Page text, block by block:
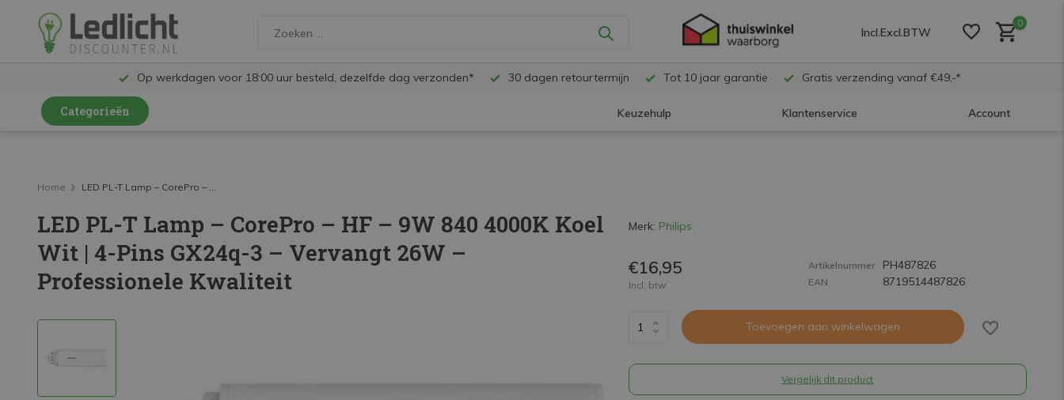
Incl.Excl.BTW
0
Op werkdagen voor 18:00 uur besteld, dezelfde dag verzonden* 30 dagen retourtermijn Tot 10 jaar garantie Gratis verzending vanaf €49,-*
Categorieën Keuzehulp Klantenservice Account
LED Railspots
LED Panelen
LED TL
LED Plafondlampen en Wandlampen
Home LED PL-T Lamp – CorePro – ...
LED PL-T Lamp – CorePro – HF – 9W 840 4000K Koel
Wit | 4-Pins GX24q-3 – Vervangt 26W –
Professionele Kwaliteit
Merk: Philips
€16,95
Incl. btw
Artikelnummer PH487826
EAN 8719514487826
Toevoegen aan winkelwagen
Vergelijk dit product